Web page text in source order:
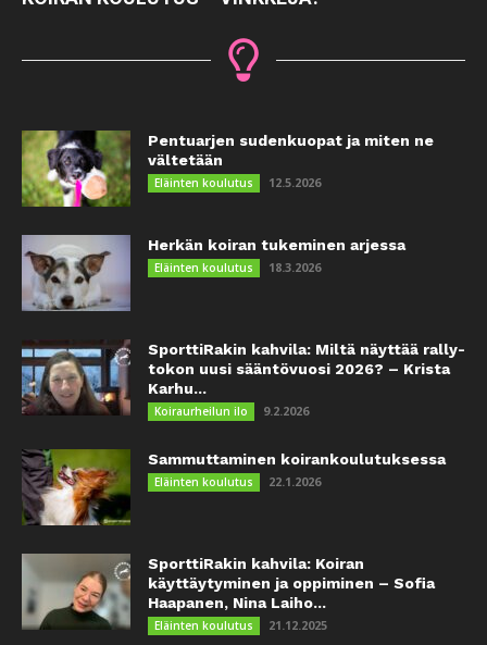
Pentuarjen sudenkuopat ja miten ne
vältetään
Eläinten koulutus 12.5.2026
Herkän koiran tukeminen arjessa
Eläinten koulutus 18.3.2026
SporttiRakin kahvila: Miltä näyttää rally-
tokon uusi sääntövuosi 2026? – Krista
Karhu...
Koiraurheilun ilo 9.2.2026
Sammuttaminen koirankoulutuksessa
Eläinten koulutus 22.1.2026
SporttiRakin kahvila: Koiran
käyttäytyminen ja oppiminen – Sofia
Haapanen, Nina Laiho...
Eläinten koulutus 21.12.2025